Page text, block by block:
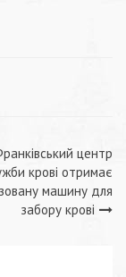
центр
крові отримає
машину для
забору крові